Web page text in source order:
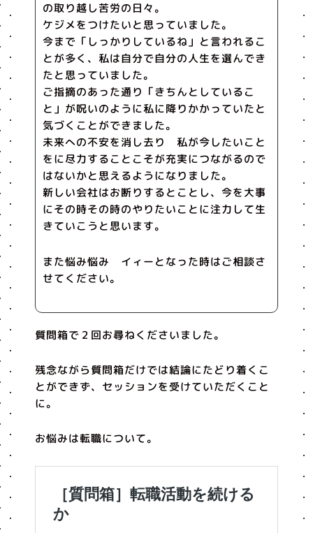
の取り越し苦労の日々。
ケジメをつけたいと思っていました。
今まで「しっかりしているね」と言われるこ
とが多く、私は自分で自分の人生を選んでき
たと思っていました。
ご指摘のあった通り「きちんとしているこ
と」が呪いのように私に降りかかっていたと
気づくことができました。
未来への不安を消し去り 私が今したいこと
をに尽力することこそが充実につながるので
はないかと思えるようになりました。
新しい会社はお断りするとことし、今を大事
にその時その時のやりたいことに注力して生
きていこうと思います。
また悩み悩み イィーとなった時はご相談さ
せてください。
質問箱で２回お尋ねくださいました。
残念ながら質問箱だけでは結論にたどり着くこ
とができず、セッションを受けていただくこと
に。
お悩みは転職について。